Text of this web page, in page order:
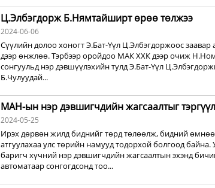
Ц.Элбэгдорж Б.Нямтайширт өрөө төлжээ
2024-06-06
Сүүлийн долоо хоногт Э.Бат-Үүл Ц.Элбэгдоржоос
дээр өнжлөө. Тэрбээр оройдоо МАК ХХК дээр очиж
сонгуульд нэр дэвшүүлэхийн тулд Э.Бат-Үүл
Б.Чулуудай...
МАН-ын нэр дэвшигчдийн жагсаалтыг
2024-05-25
Ирэх дөрвөн жилд биднийг төрд төлөөлж, бидний
атгуулахаа улс төрийн намууд тодорхой болгоод байна.
баригч хүчний нэр дэвшигчдийн жагсаалтын эхэнд
автоматаар сонгогдсонд тоо...